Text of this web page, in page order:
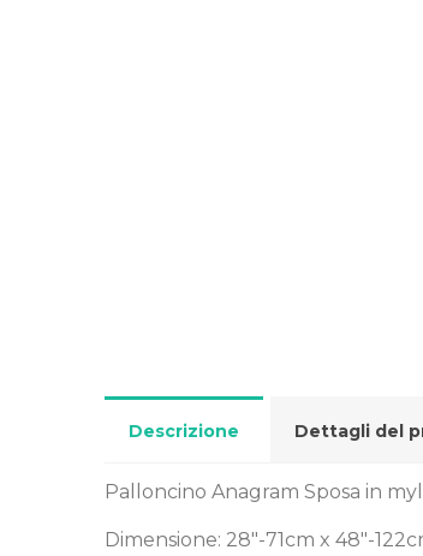
Descrizione Dettagli del
Palloncino Anagram Sposa in
Dimensione: 28"-71cm x 48"-